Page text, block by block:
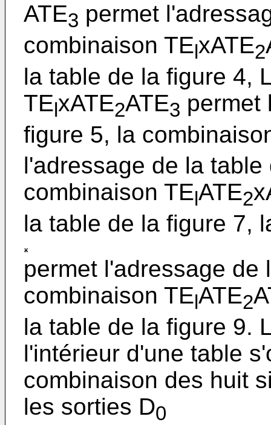
ATE3 permet
combinaison TE xATE2
la table de la figure 4,
TE xATE2ATE3 permet
figure 5, la
l'adressage de la
combinaison TEATE2
la table de la figure 7,
permet l'adressage de
combinaison TEATE2
la table de la figure 9.
l'intérieur d'une table
combinaison des huit
les sorties D0